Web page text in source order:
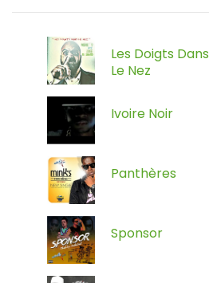
Les Doigts Dans
Le Nez
Ivoire Noir
Panthères
Sponsor